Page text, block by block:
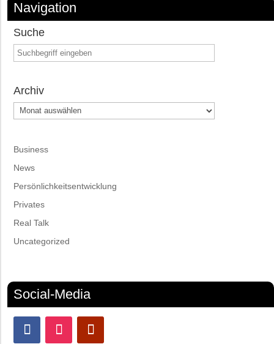
Navigation
Suche
Archiv
Archiv
Business
News
Persönlichkeitsentwicklung
Privates
Real Talk
Uncategorized
Social-Media